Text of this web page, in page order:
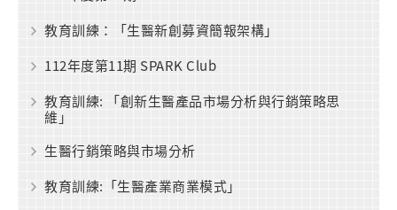
教育訓練：「生醫新創募資簡報架構」
112年度第11期 SPARK Club
教育訓練: 「創新生醫產品市場分析與行銷策略思
維」
生醫行銷策略與市場分析
教育訓練:「生醫產業商業模式」